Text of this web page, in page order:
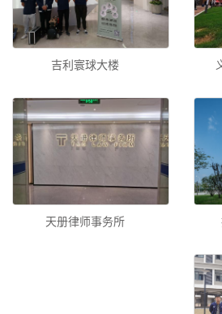
吉利寰球大楼
天册律师事务所